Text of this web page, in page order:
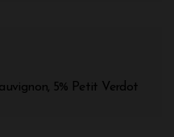
5% Petit Verdot